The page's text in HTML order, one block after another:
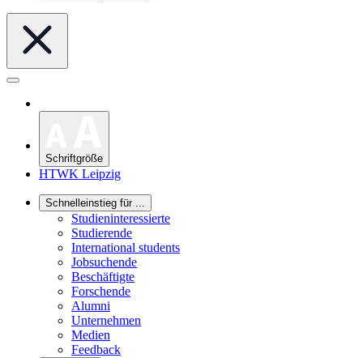
Schriftgröße
HTWK Leipzig
Schnelleinstieg für ...
Studieninteressierte
Studierende
International students
Jobsuchende
Beschäftigte
Forschende
Alumni
Unternehmen
Medien
Feedback